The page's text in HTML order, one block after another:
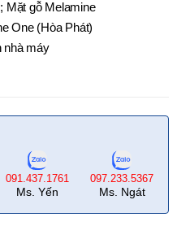
Mặt gỗ Melamine
One (Hòa Phát)
nhà máy
091.437.1761
Ms. Yến
097.233.5367
Ms. Ngát